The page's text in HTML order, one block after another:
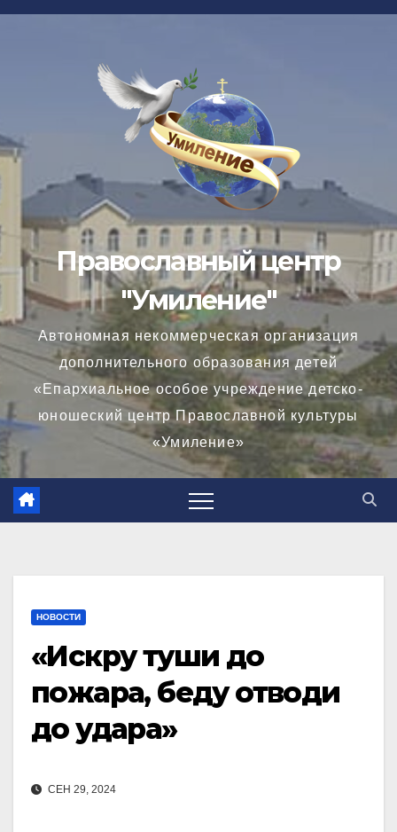
Перейти
Православный центр
"Умиление"
Автономная некоммерческая организация
дополнительного образования детей
«Епархиальное особое учреждение детско-
юношеский центр Православной культуры
«Умиление»
НОВОСТИ
«Искру туши до
пожара, беду отводи
до удара»
СЕН 29, 2024